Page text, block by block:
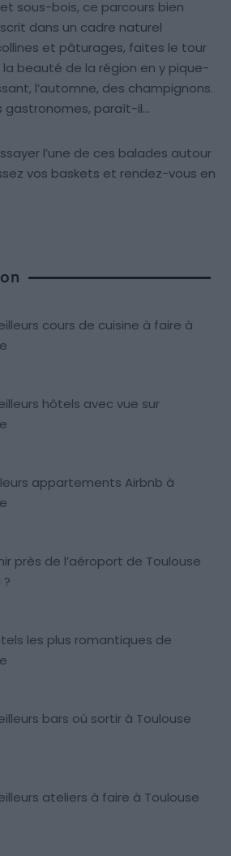
sous-bois, ce parcours bien
dans un cadre naturel
et pâturages, faites le tour
beauté de la région en y pique-
l’automne, des champignons.
gastronomes, paraît-il…
l’une de ces balades autour
vos baskets et rendez-vous en
cours de cuisine à faire à
hôtels avec vue sur
appartements Airbnb à
près de l’aéroport de Toulouse
les plus romantiques de
bars où sortir à Toulouse
ateliers à faire à Toulouse